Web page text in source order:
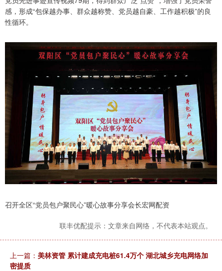
感，形成“包保越办事、群众越称赞、党员越自豪、工作越积极”的良
性循环。
召开全区“党员包户聚民心”暖心故事分享会长宏网配资
联丰优配提示：文章来自网络，不代表本站观点。
上一篇： 美林资管 累计建成充电桩61.4万个 湖北城乡充电网络加
密提质